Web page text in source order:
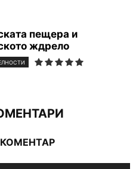
пещера и
ждрело